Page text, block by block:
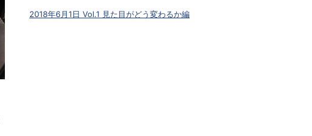
2018年6月1日 Vol.1 見た目がどう変わるか編